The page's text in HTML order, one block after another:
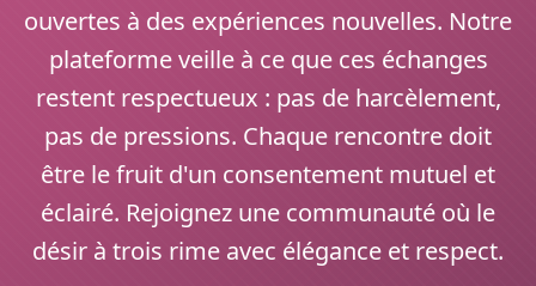
ouvertes à des expériences nouvelles. Notre
plateforme veille à ce que ces échanges
restent respectueux : pas de harcèlement,
pas de pressions. Chaque rencontre doit
être le fruit d'un consentement mutuel et
éclairé. Rejoignez une communauté où le
désir à trois rime avec élégance et respect.